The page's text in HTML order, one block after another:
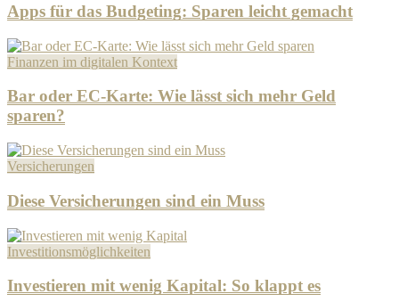
Apps für das Budgeting: Sparen leicht gemacht
Finanzen im digitalen Kontext
Bar oder EC-Karte: Wie lässt sich mehr Geld
sparen?
Versicherungen
Diese Versicherungen sind ein Muss
Investitionsmöglichkeiten
Investieren mit wenig Kapital: So klappt es